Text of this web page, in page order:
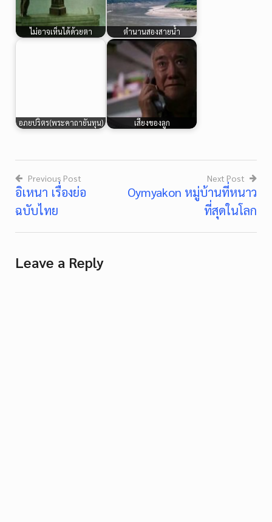
ไม่อาจเห็นได้ด้วยตา ตำนานสองสายน้ำ
อภยปริตร(พระคาถายันทุน) เสียงของลูก
Post
navigation
Previous Post
อิเหนา เรื่องย่อ
ฉบับไทย
Next Post
Oymyakon หมู่บ้านที่หนาว
ที่สุดในโลก
Leave a Reply